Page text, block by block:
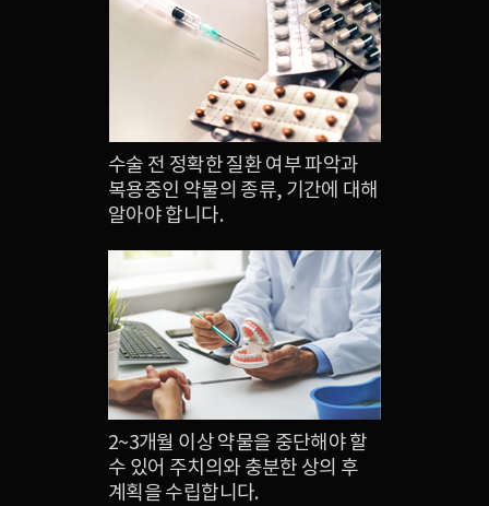
수술 전 정확한 질환 여부 파악과
복용중인 약물의 종류, 기간에 대해
알아야 합니다.
2~3개월 이상 약물을 중단해야 할
수 있어 주치의와 충분한 상의 후
계획을 수립합니다.